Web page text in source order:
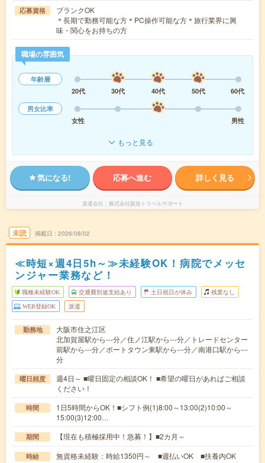
応募資格
ブランクOK
＊長期で勤務可能な方＊PC操作可能な方＊旅行業界に興
味・関心をお持ちの方
職場の雰囲気
年齢層
20代
30代 40代 50代
60代
男女比率
女性
男性
もっと見る
気になる! 応募へ進む 詳しく見る
派遣会社 株式会社阪急トラベルサポート
未読 掲載日 2026/08/02
≪時短×週4日5h～≫未経験OK！病院でメッセ
ンジャー業務など！
職種未経験OK 交通費別途支給あり 土日祝日が休み 残業なし
WEB登録OK 派遣
勤務地
大阪市住之江区
北加賀屋駅から---分／住ノ江駅から---分／トレードセンター
前駅から---分／ポートタウン東駅から---分／南港口駅から---
分
曜日頻度
週4日～ ■曜日固定の相談OK！ ■希望の曜日があればご相談
ください！
時間
1日5時間からOK！■シフト例(1)8:00～13:00(2)10:00～
15:00(3)12:00…
期間 【現在も積極採用中！急募！】■2カ月～
時給 無資格未経験：時給1350円～ ■週払いOK ■扶養内OK